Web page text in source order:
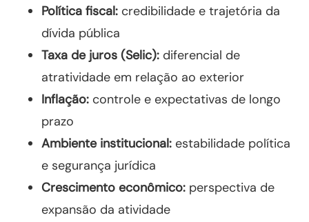
Política fiscal: credibilidade e trajetória da
dívida pública
Taxa de juros (Selic): diferencial de
atratividade em relação ao exterior
Inflação: controle e expectativas de longo
prazo
Ambiente institucional: estabilidade política
e segurança jurídica
Crescimento econômico: perspectiva de
expansão da atividade